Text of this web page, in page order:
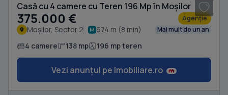
Casă cu 4 camere cu Teren 196 Mp în Moșilor
375.000 € Agenție
Moșilor, Sector 2 674 m (8 min) Mai mult de un an
4 camere 138 mp 196 mp teren
Vezi anunțul pe Imobiliare.ro